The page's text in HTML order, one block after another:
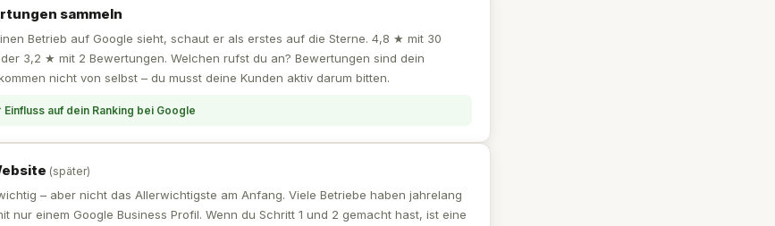
sammeln
Betrieb auf Google sieht, schaut er als erstes auf die Sterne. 4,8 ★ mit 30
3,2 ★ mit 2 Bewertungen. Welchen rufst du an? Bewertungen sind dein
nicht von selbst – du musst deine Kunden aktiv darum bitten.
auf dein Ranking bei Google
(später)
– aber nicht das Allerwichtigste am Anfang. Viele Betriebe haben jahrelang
nur einem Google Business Profil. Wenn du Schritt 1 und 2 gemacht hast, ist eine